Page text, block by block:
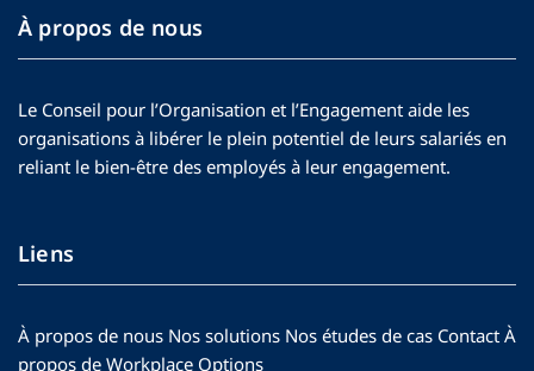
À propos de nous
Le Conseil pour l’Organisation et l’Engagement aide les
organisations à libérer le plein potentiel de leurs salariés en
reliant le bien-être des employés à leur engagement.
Liens
À propos de nous Nos solutions Nos études de cas Contact À
propos de Workplace Options